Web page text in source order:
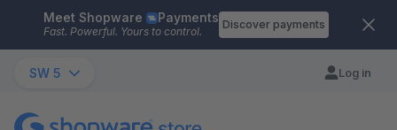
Skip to main content
Meet Shopware Payments
Fast. Powerful. Yours to control.
Discover payments
SW 5 Log in